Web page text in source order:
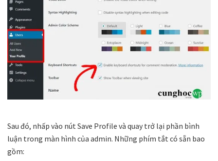
Sau đó, nhấp vào nút Save Profile và quay trở lại phần bình
luận trong màn hình của admin. Những phím tắt có sẵn bao
gồm: